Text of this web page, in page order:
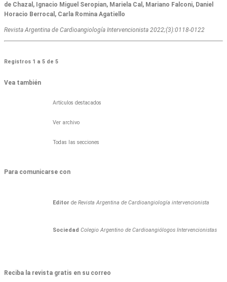
de Chazal, Ignacio Miguel Seropian, Mariela Cal, Mariano Falconi, Daniel
Horacio Berrocal, Carla Romina Agatiello
Revista Argentina de Cardioangiologí­a Intervencionista 2022;(3):0118-0122
Registros 1 a 5 de 5
Vea también
Artículos destacados
Ver archivo
Todas las secciones
Para comunicarse con
Editor de Revista Argentina de Cardioangiología intervencionista
Sociedad Colegio Argentino de Cardioangiólogos Intervencionistas
Reciba la revista gratis en su correo